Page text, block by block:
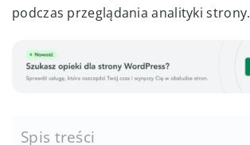
podczas przeglądania analityki strony.
Spis treści